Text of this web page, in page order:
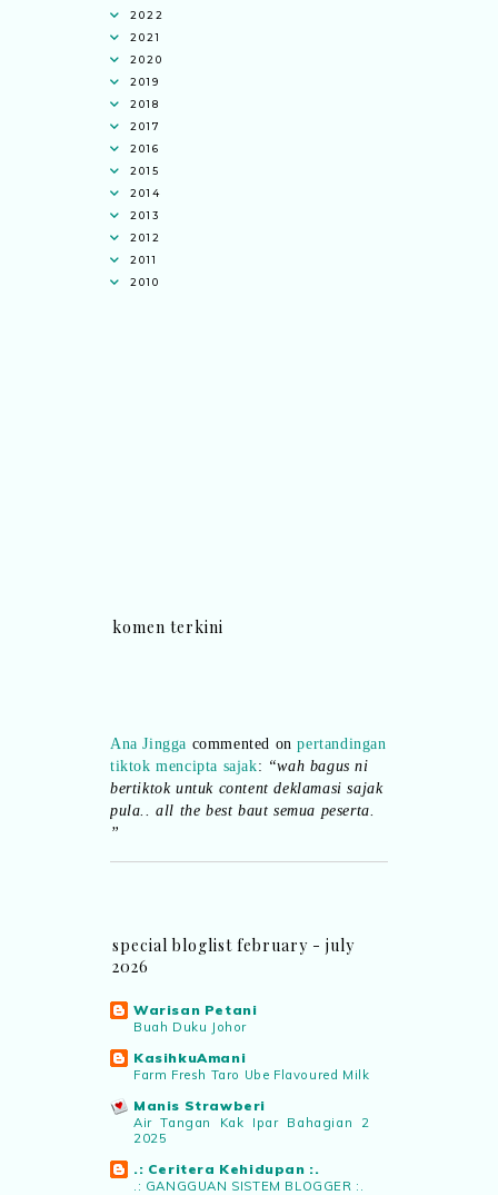
2022
2021
2020
2019
2018
2017
2016
2015
2014
2013
2012
2011
2010
komen terkini
tiktok mencipta sajak
“wah bagus ni
bertiktok untuk content deklamasi sajak
pula.. all the best baut semua peserta.
”
aktiviti interaktif program. Inovasi AI
dan teknologi digital terbaik!”
Syaz Rahimcommented on
pertandingan tiktok mencipta sajak
“Menarik sungguh Pertandingan TikTok
PNM ni! Platform terbaik serlahkan
bakat puisi kebangsaan dan
patriotisme.”
special bloglist february - july
2026
Warisan Petani
Buah Duku Johor
KasihkuAmani
Farm Fresh Taro Ube Flavoured Milk
Manis Strawberi
Air Tangan Kak Ipar Bahagian 2
2025
.: Ceritera Kehidupan :.
.: GANGGUAN SISTEM BLOGGER :.